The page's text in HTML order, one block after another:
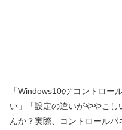
「Windows10の“コントロー
い」「設定の違いがややこ
んか？実際、コントロール